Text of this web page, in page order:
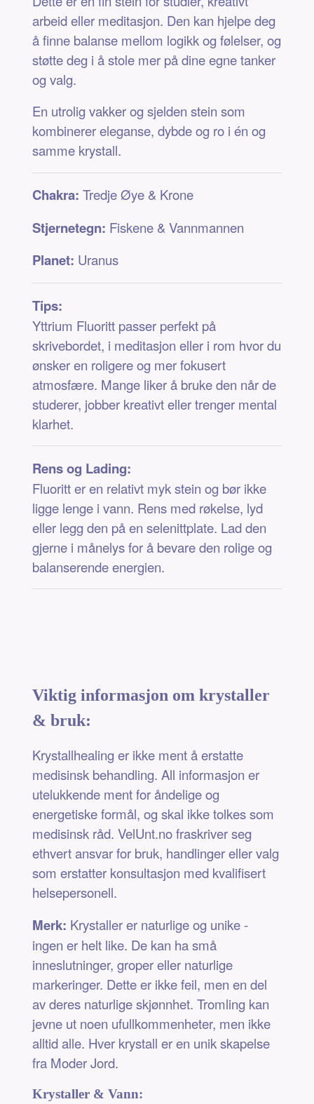
arbeid eller meditasjon. Den kan hjelpe deg
å finne balanse mellom logikk og følelser, og
støtte deg i å stole mer på dine egne tanker
og valg.
En utrolig vakker og sjelden stein som
kombinerer eleganse, dybde og ro i én og
samme krystall.
Chakra: Tredje Øye & Krone
Stjernetegn: Fiskene & Vannmannen
Planet: Uranus
Tips:
Yttrium Fluoritt passer perfekt på
skrivebordet, i meditasjon eller i rom hvor du
ønsker en roligere og mer fokusert
atmosfære. Mange liker å bruke den når de
studerer, jobber kreativt eller trenger mental
klarhet.
Rens og Lading:
Fluoritt er en relativt myk stein og bør ikke
ligge lenge i vann. Rens med røkelse, lyd
eller legg den på en selenittplate. Lad den
gjerne i månelys for å bevare den rolige og
balanserende energien.
Viktig informasjon om krystaller
& bruk:
Krystallhealing er ikke ment å erstatte
medisinsk behandling. All informasjon er
utelukkende ment for åndelige og
energetiske formål, og skal ikke tolkes som
medisinsk råd. VelUnt.no fraskriver seg
ethvert ansvar for bruk, handlinger eller valg
som erstatter konsultasjon med kvalifisert
helsepersonell.
Merk: Krystaller er naturlige og unike -
ingen er helt like. De kan ha små
inneslutninger, groper eller naturlige
markeringer. Dette er ikke feil, men en del
av deres naturlige skjønnhet. Tromling kan
jevne ut noen ufullkommenheter, men ikke
alltid alle. Hver krystall er en unik skapelse
fra Moder Jord.
Krystaller & Vann: